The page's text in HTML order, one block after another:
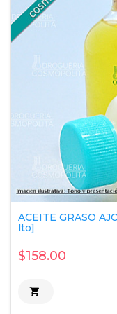
ACEITE GRASO
lto]
$158.00
